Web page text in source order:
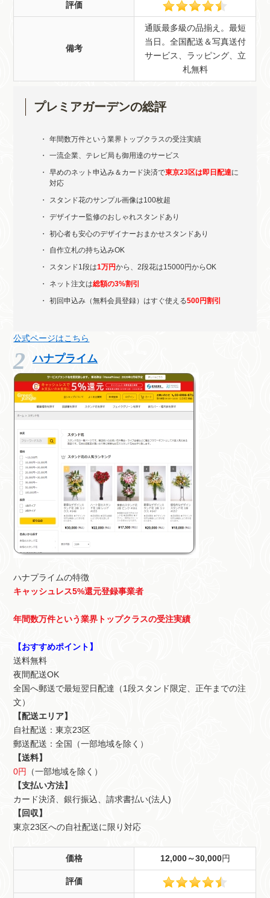
評価
備考
通販最多級の品揃え。最短
当日。全国配送＆写真送付
サービス、ラッピング、立
札無料
プレミアガーデンの総評
年間数万件という業界トップクラスの受注実績
一流企業、テレビ局も御用達のサービス
早めのネット申込み＆カード決済で東京23区は即日配達に
対応
スタンド花のサンプル画像は100枚超
デザイナー監修のおしゃれスタンドあり
初心者も安心のデザイナーおまかせスタンドあり
自作立札の持ち込みOK
スタンド1段は1万円から、2段花は15000円からOK
ネット注文は総額の3%割引
初回申込み（無料会員登録）はすぐ使える500円割引
公式ページはこちら
ハナプライム
ハナプライムの特徴
キャッシュレス5%還元登録事業者
年間数万件という業界トップクラスの受注実績
【おすすめポイント】
送料無料
夜間配送OK
全国へ郵送で最短翌日配達（1段スタンド限定、正午までの注
文）
【配送エリア】
自社配送：東京23区
郵送配送：全国（一部地域を除く）
【送料】
0円
（一部地域を除く）
【支払い方法】
カード決済、銀行振込、請求書払い(法人)
【回収】
東京23区への自社配送に限り対応
価格 12,000～30,000円
評価